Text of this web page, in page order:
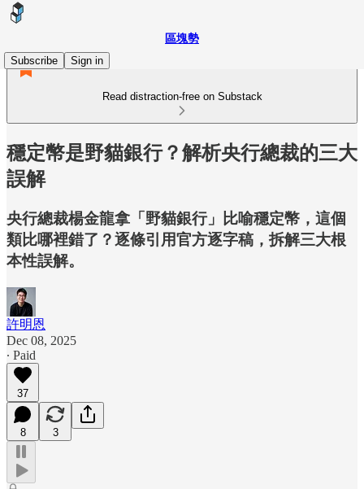
區塊勢
Subscribe
Sign in
Read distraction-free on Substack
穩定幣是野貓銀行？解析央行總裁的三大
誤解
央行總裁楊金龍拿「野貓銀行」比喻穩定幣，這個
類比哪裡錯了？逐條引用官方逐字稿，拆解三大根
本性誤解。
許明恩
Dec 08, 2025
∙ Paid
37
8 3